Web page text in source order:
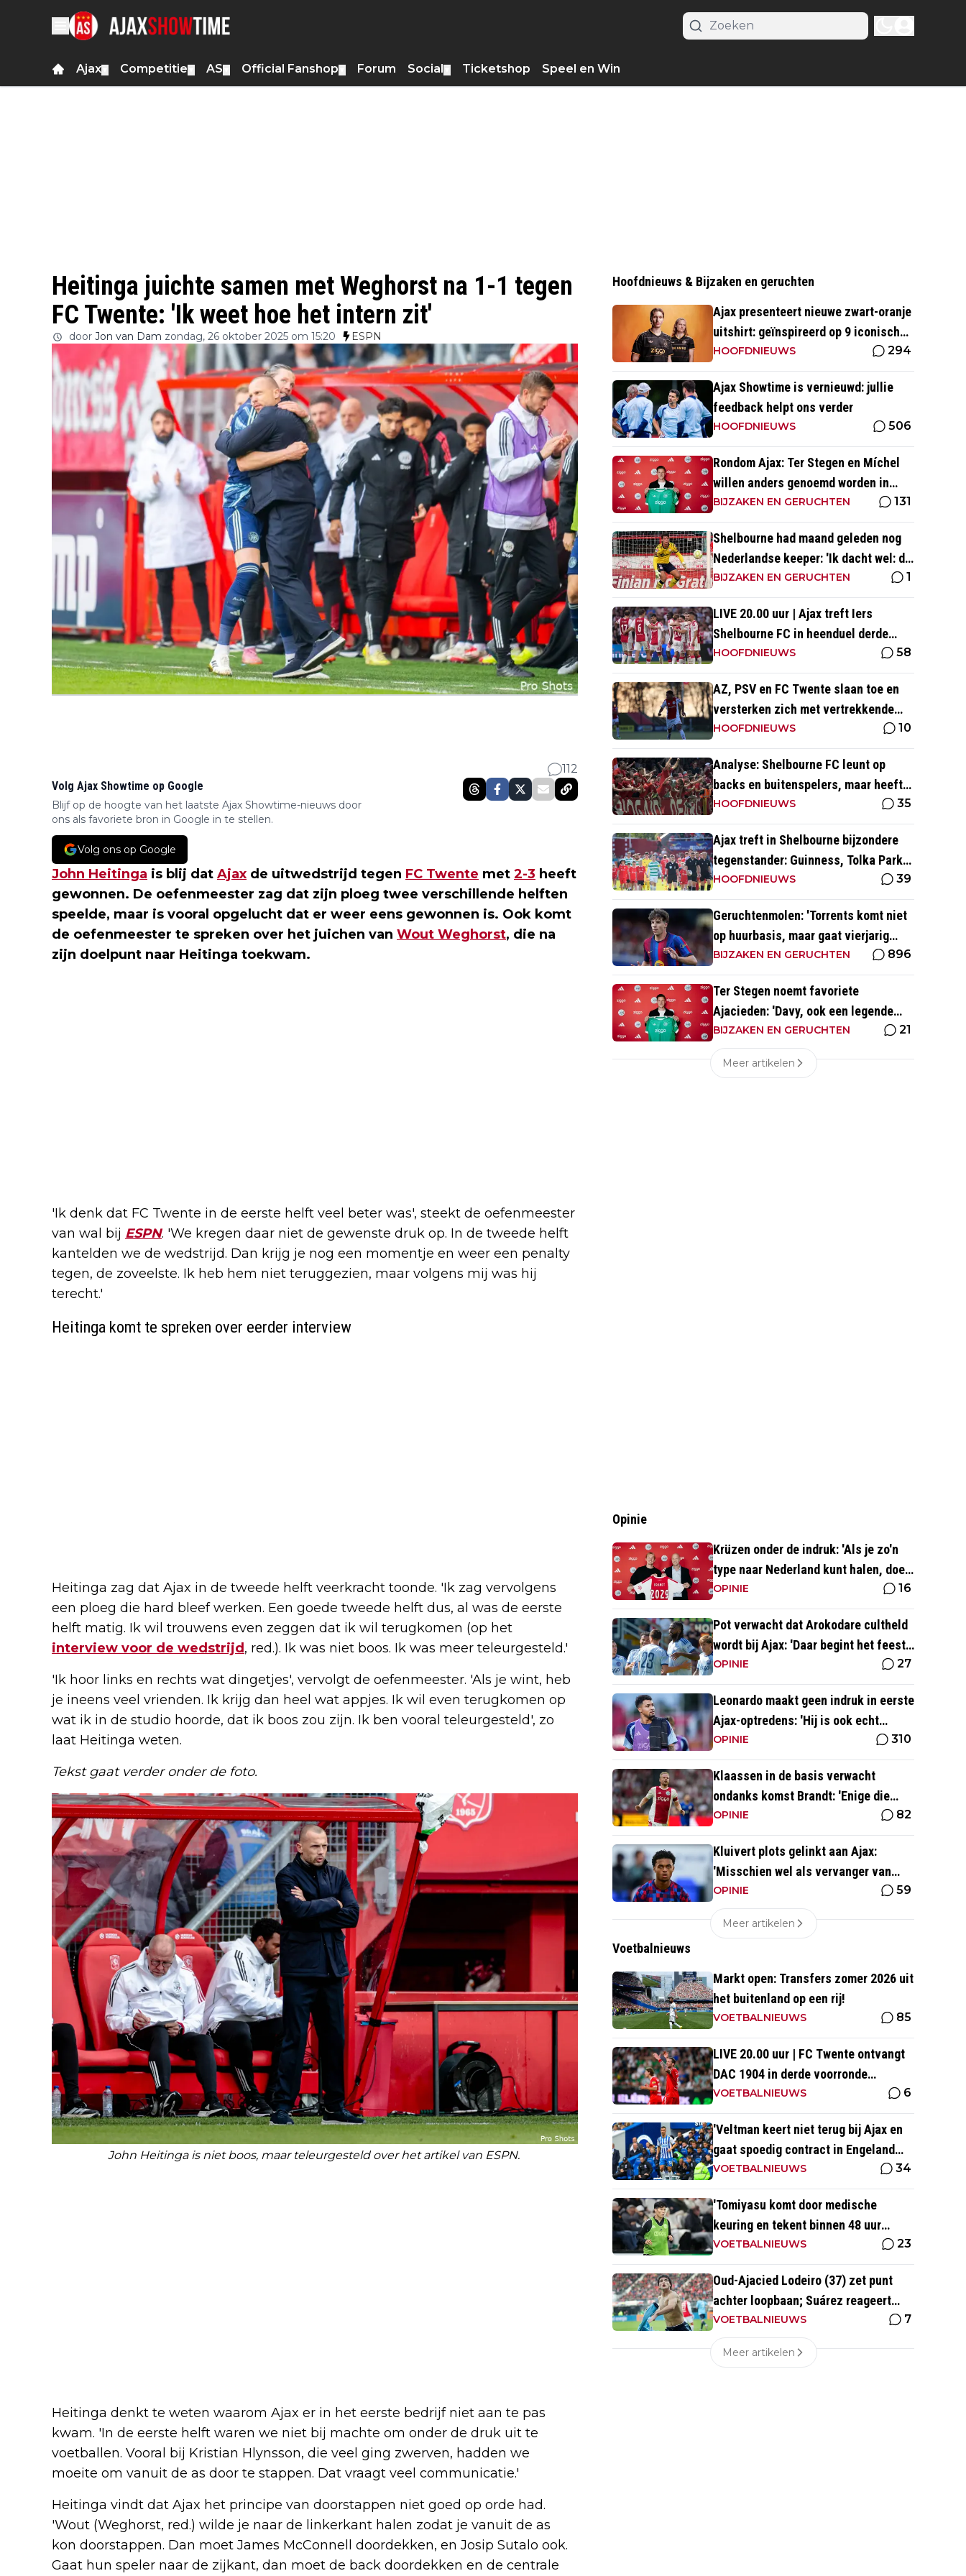
Ajax Competitie AS Official Fanshop Forum Social Ticketshop Speel en Win
Heitinga juichte samen met Weghorst na 1-1 tegen
FC Twente: 'Ik weet hoe het intern zit'
door Jon van Dam zondag, 26 oktober 2025 om 15:20 ESPN
112
Volg Ajax Showtime op Google
Blijf op de hoogte van het laatste Ajax Showtime-nieuws door
ons als favoriete bron in Google in te stellen.
Volg ons op Google
John Heitinga is blij dat Ajax de uitwedstrijd tegen FC Twente met 2-3 heeft
gewonnen. De oefenmeester zag dat zijn ploeg twee verschillende helften
speelde, maar is vooral opgelucht dat er weer eens gewonnen is. Ook komt
de oefenmeester te spreken over het juichen van Wout Weghorst, die na
zijn doelpunt naar Heitinga toekwam.
'Ik denk dat FC Twente in de eerste helft veel beter was', steekt de oefenmeester
van wal bij ESPN. 'We kregen daar niet de gewenste druk op. In de tweede helft
kantelden we de wedstrijd. Dan krijg je nog een momentje en weer een penalty
tegen, de zoveelste. Ik heb hem niet teruggezien, maar volgens mij was hij
terecht.'
Heitinga komt te spreken over eerder interview
Heitinga zag dat Ajax in de tweede helft veerkracht toonde. 'Ik zag vervolgens
een ploeg die hard bleef werken. Een goede tweede helft dus, al was de eerste
helft matig. Ik wil trouwens even zeggen dat ik wil terugkomen (op het
interview voor de wedstrijd , red.). Ik was niet boos. Ik was meer teleurgesteld.'
'Ik hoor links en rechts wat dingetjes', vervolgt de oefenmeester. 'Als je wint, heb
je ineens veel vrienden. Ik krijg dan heel wat appjes. Ik wil even terugkomen op
wat ik in de studio hoorde, dat ik boos zou zijn. Ik ben vooral teleurgesteld', zo
laat Heitinga weten.
Tekst gaat verder onder de foto.
John Heitinga is niet boos, maar teleurgesteld over het artikel van ESPN.
Heitinga denkt te weten waarom Ajax er in het eerste bedrijf niet aan te pas
kwam. 'In de eerste helft waren we niet bij machte om onder de druk uit te
voetballen. Vooral bij Kristian Hlynsson, die veel ging zwerven, hadden we
moeite om vanuit de as door te stappen. Dat vraagt veel communicatie.'
Heitinga vindt dat Ajax het principe van doorstappen niet goed op orde had.
'Wout (Weghorst, red.) wilde je naar de linkerkant halen zodat je vanuit de as
kon doorstappen. Dan moet James McConnell doordekken, en Josip Sutalo ook.
Gaat hun speler naar de zijkant, dan moet de back doordekken en de centrale
Hoofdnieuws & Bijzaken en geruchten
Ajax presenteert nieuwe zwart-oranje
uitshirt: geïnspireerd op 9 iconische
momenten uit clubhistorie
HOOFDNIEUWS 294
Ajax Showtime is vernieuwd: jullie
feedback helpt ons verder
HOOFDNIEUWS 506
Rondom Ajax: Ter Stegen en Míchel
willen anders genoemd worden in
media
BIJZAKEN EN GERUCHTEN 131
Shelbourne had maand geleden nog
Nederlandse keeper: 'Ik dacht wel: dit
is wel héél Iers'
BIJZAKEN EN GERUCHTEN 1
LIVE 20.00 uur | Ajax treft Iers
Shelbourne FC in heenduel derde
voorronde Conference League
HOOFDNIEUWS 58
AZ, PSV en FC Twente slaan toe en
versterken zich met vertrekkende
Ajax-talenten
HOOFDNIEUWS 10
Analyse: Shelbourne FC leunt op
backs en buitenspelers, maar heeft
restverdediging totaal niet op orde
HOOFDNIEUWS 35
Ajax treft in Shelbourne bijzondere
tegenstander: Guinness, Tolka Park
en bijzonder lage marktwaarde
HOOFDNIEUWS 39
Geruchtenmolen: 'Torrents komt niet
op huurbasis, maar gaat vierjarig
contract tekenen bij Ajax'
BIJZAKEN EN GERUCHTEN 896
Ter Stegen noemt favoriete
Ajacieden: 'Davy, ook een legende
van de club'
BIJZAKEN EN GERUCHTEN 21
Meer artikelen
Opinie
Krüzen onder de indruk: 'Als je zo'n
type naar Nederland kunt halen, doe
je iets goed'
OPINIE 16
Pot verwacht dat Arokodare cultheld
wordt bij Ajax: 'Daar begint het feest
eigenlijk al'
OPINIE 27
Leonardo maakt geen indruk in eerste
Ajax-optredens: 'Hij is ook echt
langzaam'
OPINIE 310
Klaassen in de basis verwacht
ondanks komst Brandt: 'Enige die
daar goed kan spelen'
OPINIE 82
Kluivert plots gelinkt aan Ajax:
'Misschien wel als vervanger van
Mika Godts'
OPINIE 59
Meer artikelen
Voetbalnieuws
Markt open: Transfers zomer 2026 uit
het buitenland op een rij!
VOETBALNIEUWS 85
LIVE 20.00 uur | FC Twente ontvangt
DAC 1904 in derde voorronde
Conference League
VOETBALNIEUWS 6
'Veltman keert niet terug bij Ajax en
gaat spoedig contract in Engeland
ondertekenen'
VOETBALNIEUWS 34
'Tomiyasu komt door medische
keuring en tekent binnen 48 uur
contract bij nieuwe club'
VOETBALNIEUWS 23
Oud-Ajacied Lodeiro (37) zet punt
achter loopbaan; Suárez reageert
emotioneel
VOETBALNIEUWS 7
Meer artikelen